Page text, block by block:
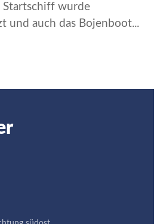
Startschiff wurde
und auch das Bojenboot...